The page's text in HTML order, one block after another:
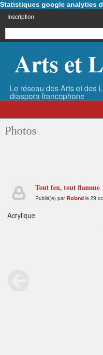
Statistiques google analytics
Inscription
Arts et
Photos
Tout feu, tout flamme
Publié(e) par Roland le 29
Acrylique